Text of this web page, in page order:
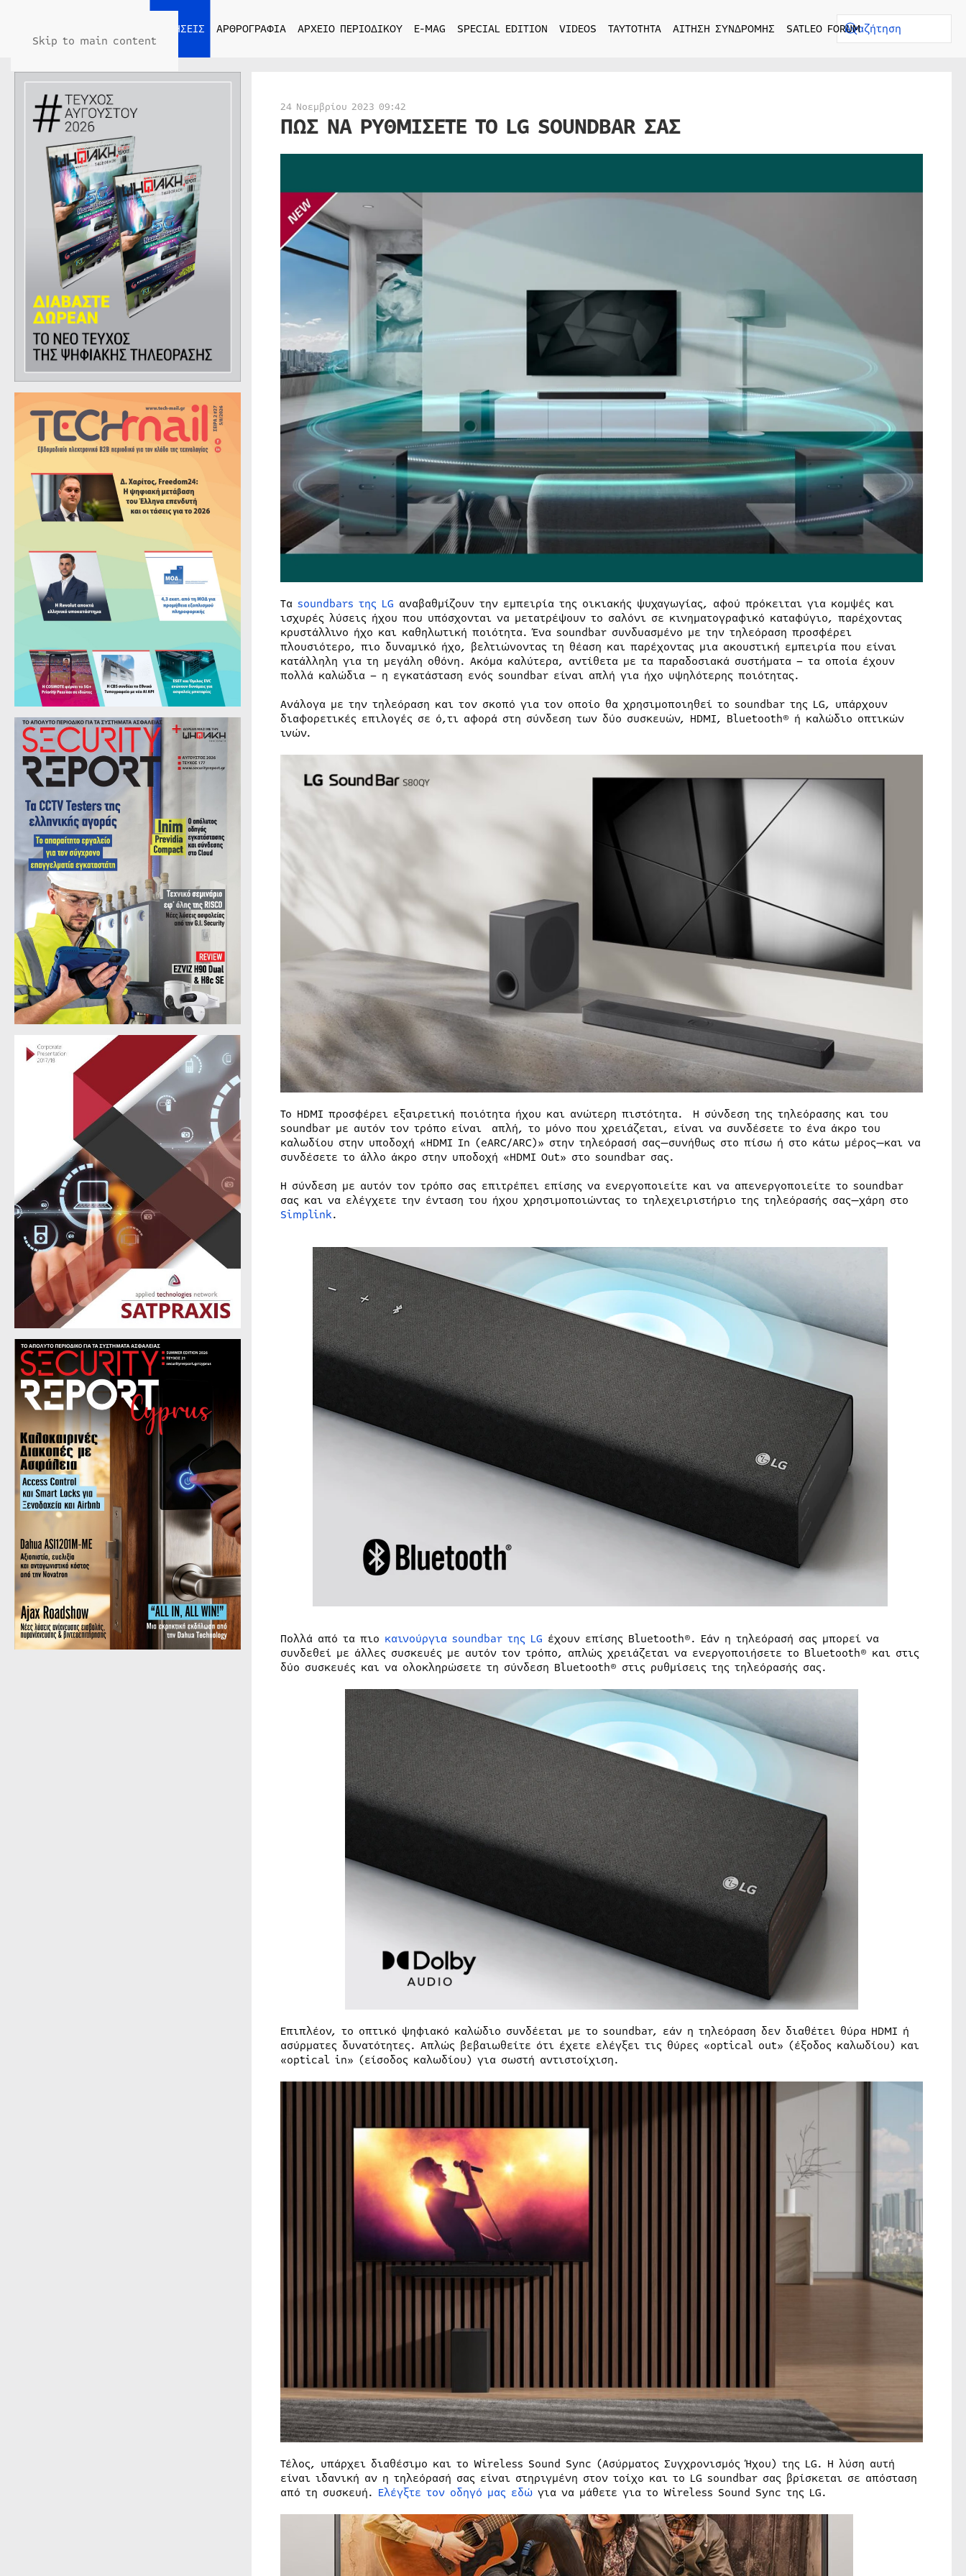
Skip to main content
ΕΙΔΗΣΕΙΣ ΑΡΘΡΟΓΡΑΦΙΑ ΑΡΧΕΙΟ ΠΕΡΙΟΔΙΚΟΥ E-MAG SPECIAL EDITION VIDEOS ΤΑΥΤΟΤΗΤΑ ΑΙΤΗΣΗ ΣΥΝΔΡΟΜΗΣ SATLEO FORUM
24 Νοεμβρίου 2023 09:42
ΠΩΣ ΝΑ ΡΥΘΜΙΣΕΤΕ ΤΟ LG SOUNDBAR ΣΑΣ
Τα soundbars της LG αναβαθμίζουν την εμπειρία της οικιακής ψυχαγωγίας, αφού πρόκειται για κομψές και
ισχυρές λύσεις ήχου που υπόσχονται να μετατρέψουν το σαλόνι σε κινηματογραφικό καταφύγιο, παρέχοντας
κρυστάλλινο ήχο και καθηλωτική ποιότητα. Ένα soundbar συνδυασμένο με την τηλεόραση προσφέρει
πλουσιότερο, πιο δυναμικό ήχο, βελτιώνοντας τη θέαση και παρέχοντας μια ακουστική εμπειρία που είναι
κατάλληλη για τη μεγάλη οθόνη. Ακόμα καλύτερα, αντίθετα με τα παραδοσιακά συστήματα – τα οποία έχουν
πολλά καλώδια – η εγκατάσταση ενός soundbar είναι απλή για ήχο υψηλότερης ποιότητας.
Ανάλογα με την τηλεόραση και τον σκοπό για τον οποίο θα χρησιμοποιηθεί το soundbar της LG, υπάρχουν
διαφορετικές επιλογές σε ό,τι αφορά στη σύνδεση των δύο συσκευών, HDMI, Bluetooth® ή καλώδιο οπτικών
ινών.
Το HDMI προσφέρει εξαιρετική ποιότητα ήχου και ανώτερη πιστότητα. Η σύνδεση της τηλεόρασης και του
soundbar με αυτόν τον τρόπο είναι απλή, το μόνο που χρειάζεται, είναι να συνδέσετε το ένα άκρο του
καλωδίου στην υποδοχή «HDMI In (eARC/ARC)» στην τηλεόρασή σας—συνήθως στο πίσω ή στο κάτω μέρος—και να
συνδέσετε το άλλο άκρο στην υποδοχή «HDMI Out» στο soundbar σας.
Η σύνδεση με αυτόν τον τρόπο σας επιτρέπει επίσης να ενεργοποιείτε και να απενεργοποιείτε το soundbar
σας και να ελέγχετε την ένταση του ήχου χρησιμοποιώντας το τηλεχειριστήριο της τηλεόρασής σας—χάρη στο
Simplink.
Πολλά από τα πιο καινούργια soundbar της LG έχουν επίσης Bluetooth®. Εάν η τηλεόρασή σας μπορεί να
συνδεθεί με άλλες συσκευές με αυτόν τον τρόπο, απλώς χρειάζεται να ενεργοποιήσετε το Bluetooth® και στις
δύο συσκευές και να ολοκληρώσετε τη σύνδεση Bluetooth® στις ρυθμίσεις της τηλεόρασής σας.
Επιπλέον, το οπτικό ψηφιακό καλώδιο συνδέεται με το soundbar, εάν η τηλεόραση δεν διαθέτει θύρα HDMI ή
ασύρματες δυνατότητες. Απλώς βεβαιωθείτε ότι έχετε ελέγξει τις θύρες «optical out» (έξοδος καλωδίου) και
«optical in» (είσοδος καλωδίου) για σωστή αντιστοίχιση.
Τέλος, υπάρχει διαθέσιμο και το Wireless Sound Sync (Ασύρματος Συγχρονισμός Ήχου) της LG. Η λύση αυτή
είναι ιδανική αν η τηλεόρασή σας είναι στηριγμένη στον τοίχο και το LG soundbar σας βρίσκεται σε απόσταση
από τη συσκευή. Ελέγξτε τον οδηγό μας εδώγια να μάθετε για το Wireless Sound Sync της LG.